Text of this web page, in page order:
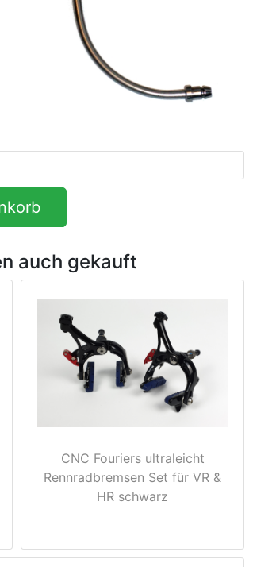
auch gekauft
CNC Fouriers ultraleicht
Rennradbremsen Set für VR &
HR schwarz